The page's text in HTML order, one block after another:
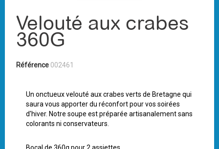
Velouté aux crabes
360G
Référence 002461
Un onctueux velouté aux crabes verts de Bretagne qui
saura vous apporter du réconfort pour vos soirées
d'hiver. Notre soupe est préparée artisanalement sans
colorants ni conservateurs.